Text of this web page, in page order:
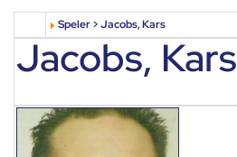
Speler > Jacobs, Kars
Jacobs, Kars